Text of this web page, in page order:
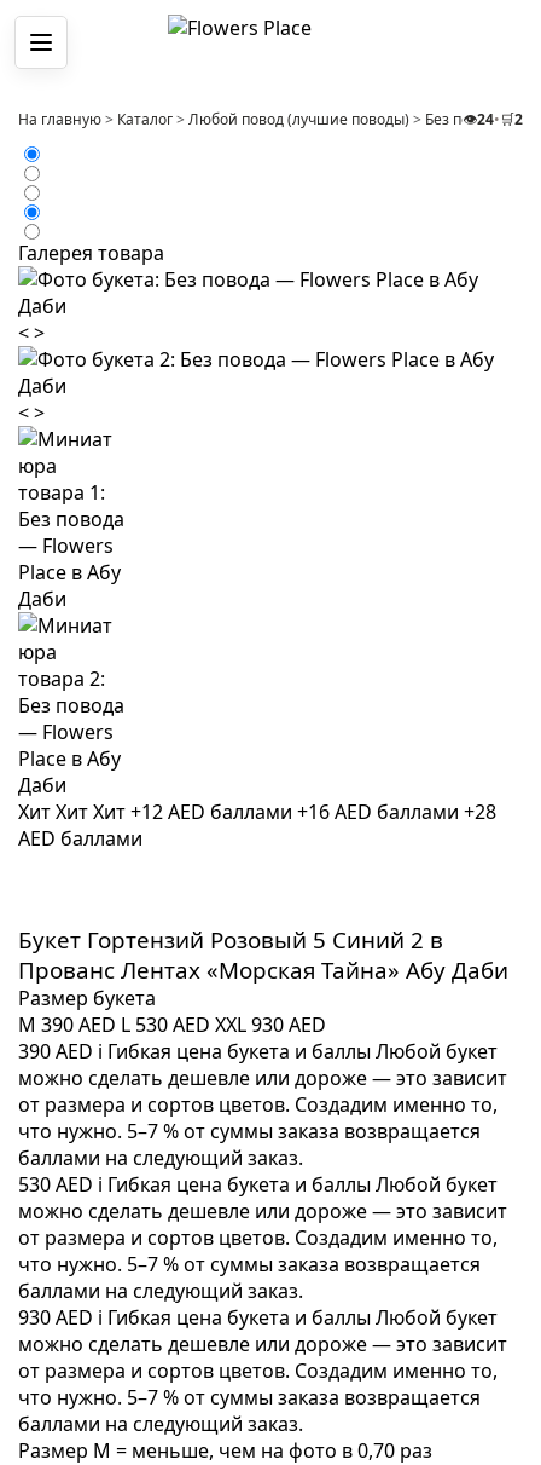
Меню
На главную> Каталог> Любой повод (лучшие поводы) > Без повода>
👁️24•🛒2
Галерея товара
<>
<>
ХитХитХит+12 AED баллами +16 AED баллами +28
AED баллами
Букет Гортензий Розовый 5 Синий 2 в
Прованс Лентах «Морская Тайна» Абу Даби
Размер букета
M 390 AED L 530 AED XXL930 AED
390 AED i Гибкая цена букета и баллыЛюбой букет
можно сделать дешевле или дороже — это зависит
от размера и сортов цветов. Создадим именно то,
что нужно. 5–7 % от суммы заказа возвращается
баллами на следующий заказ.
530 AED i Гибкая цена букета и баллыЛюбой букет
можно сделать дешевле или дороже — это зависит
от размера и сортов цветов. Создадим именно то,
что нужно. 5–7 % от суммы заказа возвращается
баллами на следующий заказ.
930 AED i Гибкая цена букета и баллыЛюбой букет
можно сделать дешевле или дороже — это зависит
от размера и сортов цветов. Создадим именно то,
что нужно. 5–7 % от суммы заказа возвращается
баллами на следующий заказ.
Размер M = меньше, чем на фото в 0,70 раз